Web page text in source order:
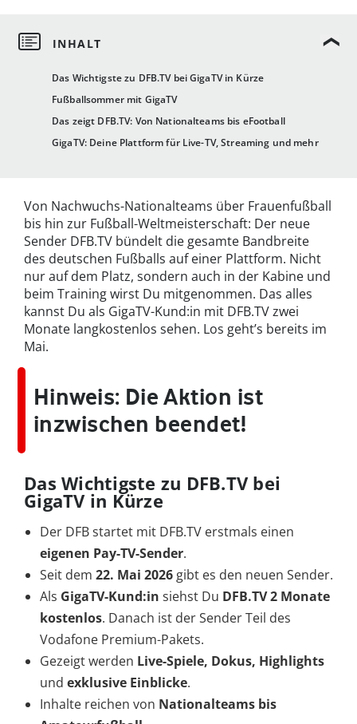
Das Wichtigste zu DFB.TV bei GigaTV in Kürze
Fußballsommer mit GigaTV
Das zeigt DFB.TV: Von Nationalteams bis eFootball
GigaTV: Deine Plattform für Live-TV, Streaming und mehr
Von Nachwuchs-Nationalteams über Frauenfußball
bis hin zur Fußball-Weltmeisterschaft: Der neue
Sender DFB.TV bündelt die gesamte Bandbreite
des deutschen Fußballs auf einer Plattform. Nicht
nur auf dem Platz, sondern auch in der Kabine und
beim Training wirst Du mitgenommen. Das alles
kannst Du als GigaTV-Kund:in mit DFB.TV zwei
Monate langkostenlos sehen. Los geht’s bereits im
Mai.
Hinweis: Die Aktion ist
inzwischen beendet!
Das Wichtigste zu DFB.TV bei
GigaTV in Kürze
Der DFB startet mit DFB.TV erstmals einen
eigenen Pay-TV-Sender.
Seit dem 22. Mai 2026 gibt es den neuen Sender.
Als GigaTV-Kund:in siehst Du DFB.TV 2 Monate
kostenlos. Danach ist der Sender Teil des
Vodafone Premium-Pakets.
Gezeigt werden Live-Spiele, Dokus, Highlights
und exklusive Einblicke.
Inhalte reichen von Nationalteams bis